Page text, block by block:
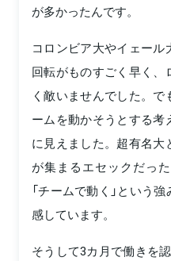
が多かったんです。
コロンビア大やイェー
回転がものすごく早く
く敵いませんでした。
ームを動かそうとする考
に見えました。超有名
が集まるエセックだっ
「チームで動く」という
感しています。
そうして3カ月で働きを